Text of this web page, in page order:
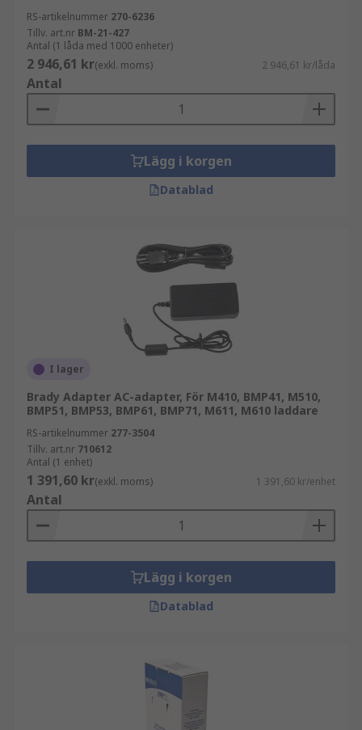
RS-artikelnummer 270-6236
Tillv. art.nr BM-21-427
Antal (1 låda med 1000 enheter)
2 946,61 kr(exkl. moms) 2 946,61 kr/låda
Antal
Lägg i korgen
Datablad
I lager
Brady Adapter AC-adapter, För M410, BMP41, M510,
BMP51, BMP53, BMP61, BMP71, M611, M610 laddare
RS-artikelnummer 277-3504
Tillv. art.nr 710612
Antal (1 enhet)
1 391,60 kr(exkl. moms) 1 391,60 kr/enhet
Antal
Lägg i korgen
Datablad